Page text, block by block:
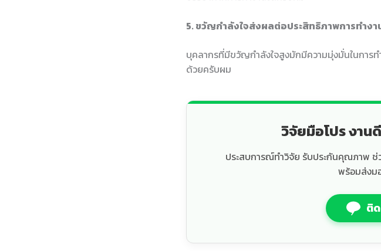
5. ขวัญกำลังใจส่งผลต่อประสิทธิภาพการทำงา
บุคลากรที่มีขวัญกำลังใจสูงมักมีความมุ่งมั่นในการ
ด้วยครับผม
วิจัยมือโปร งา
ประสบการณ์ทำวิจัย รับประกันคุณภาพ
พร้อมส่งม
ติ